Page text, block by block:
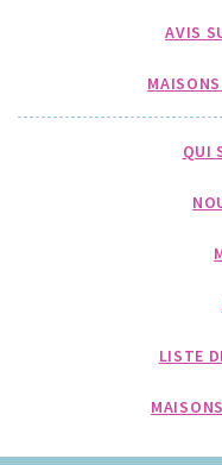
AVIS
QUI
LISTE